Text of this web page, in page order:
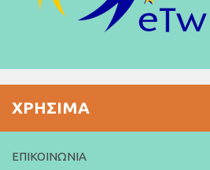
ΧΡΉΣΙΜΑ
ΕΠΙΚΟΙΝΩΝΊΑ